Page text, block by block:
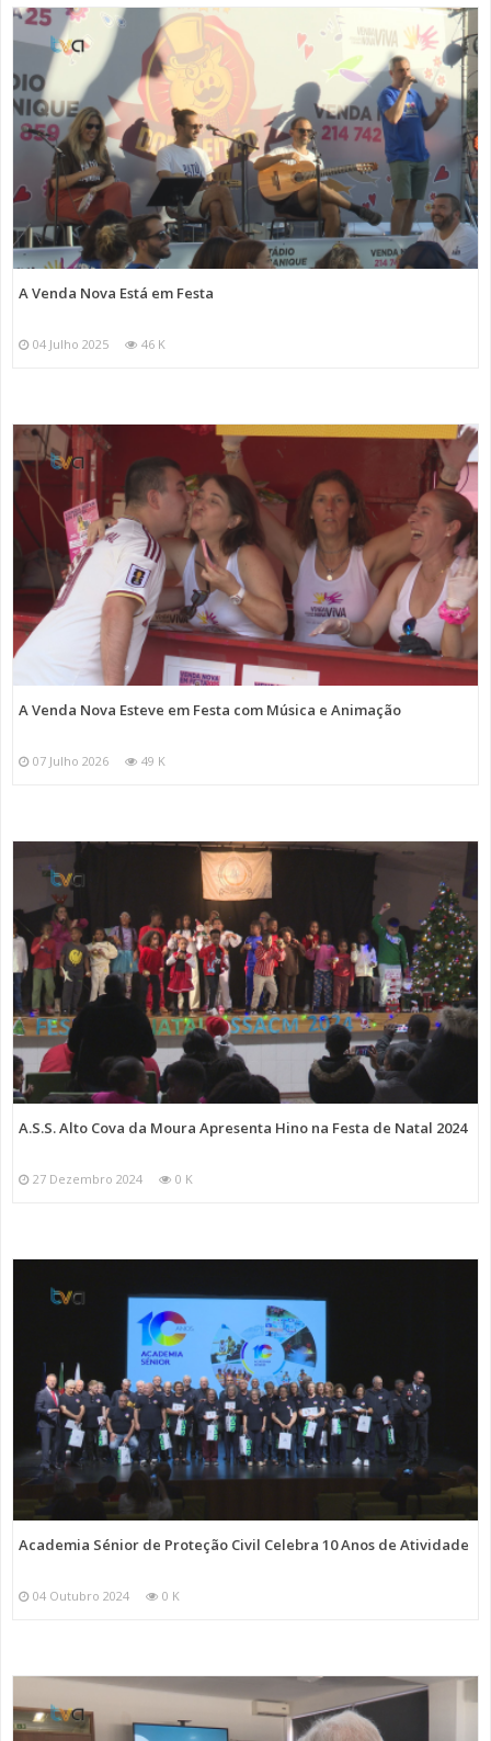
A Venda Nova Está em Festa
04 Julho 2025 46 K
A Venda Nova Esteve em Festa com Música e Animação
07 Julho 2026 49 K
A.S.S. Alto Cova da Moura Apresenta Hino na Festa de Natal 2024
27 Dezembro 2024 0 K
Academia Sénior de Proteção Civil Celebra 10 Anos de Atividade
04 Outubro 2024 0 K